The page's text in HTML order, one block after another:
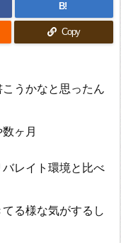
B!
Copy
うかなと思ったん
ヶ月
レイト環境と比べ
る様な気がするし